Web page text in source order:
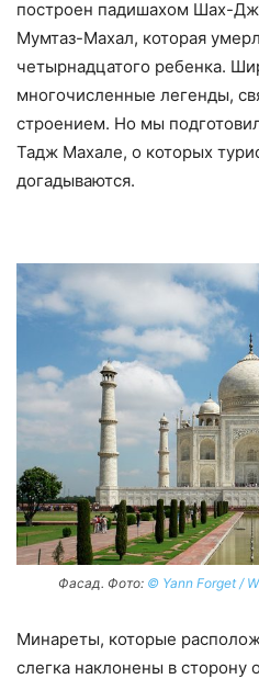
построен падишахом Шах-
Мумтаз-Махал, которая
четырнадцатого ребенка.
многочисленные легенды,
строением. Но мы
Тадж Махале, о которых
догадываются.
Фасад. Фото: © Yann Forget /
Минареты, которые
слегка наклонены в сторону